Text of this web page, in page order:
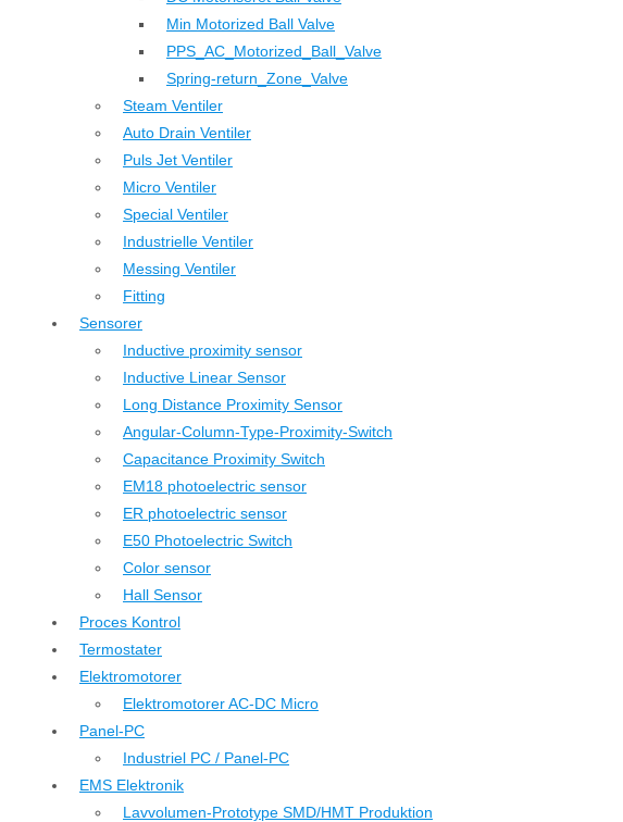
Min Motorized Ball Valve
PPS_AC_Motorized_Ball_Valve
Spring-return_Zone_Valve
Steam Ventiler
Auto Drain Ventiler
Puls Jet Ventiler
Micro Ventiler
Special Ventiler
Industrielle Ventiler
Messing Ventiler
Fitting
Sensorer
Inductive proximity sensor
Inductive Linear Sensor
Long Distance Proximity Sensor
Angular-Column-Type-Proximity-Switch
Capacitance Proximity Switch
EM18 photoelectric sensor
ER photoelectric sensor
E50 Photoelectric Switch
Color sensor
Hall Sensor
Proces Kontrol
Termostater
Elektromotorer
Elektromotorer AC-DC Micro
Panel-PC
Industriel PC / Panel-PC
EMS Elektronik
Lavvolumen-Prototype SMD/HMT Produktion